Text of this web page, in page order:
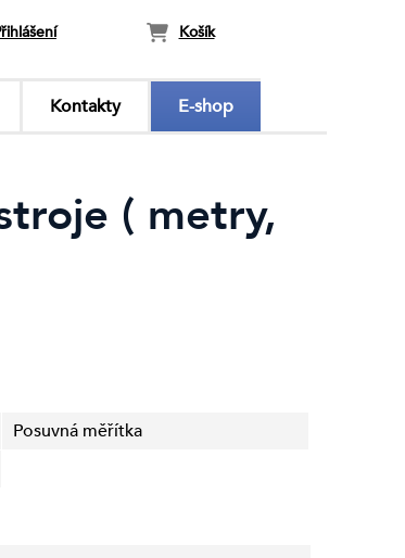
Košík
Kontakty E-shop
( metry,
Posuvná měřítka